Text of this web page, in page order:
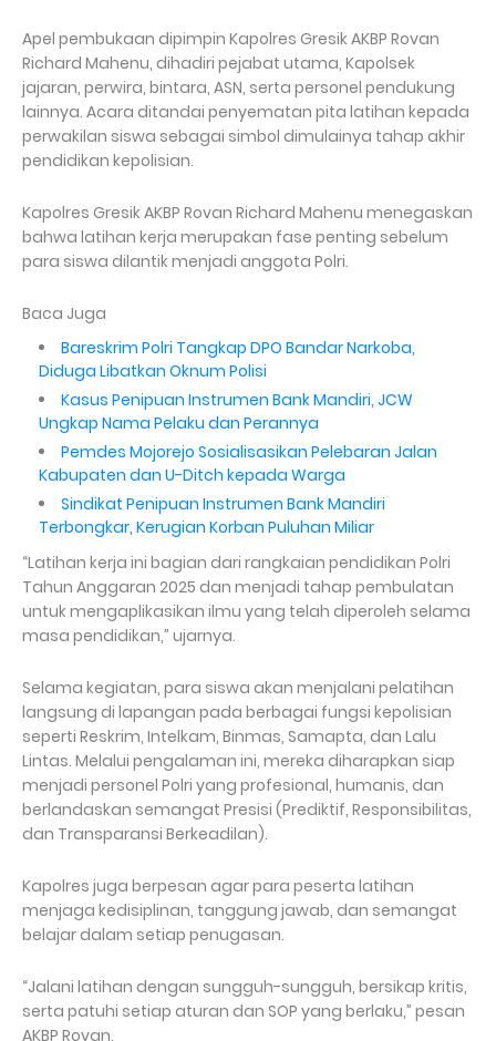
Apel pembukaan dipimpin Kapolres Gresik AKBP Rovan
Richard Mahenu, dihadiri pejabat utama, Kapolsek
jajaran, perwira, bintara, ASN, serta personel pendukung
lainnya. Acara ditandai penyematan pita latihan kepada
perwakilan siswa sebagai simbol dimulainya tahap akhir
pendidikan kepolisian.
Kapolres Gresik AKBP Rovan Richard Mahenu menegaskan
bahwa latihan kerja merupakan fase penting sebelum
para siswa dilantik menjadi anggota Polri.
Baca Juga
Bareskrim Polri Tangkap DPO Bandar Narkoba,
Diduga Libatkan Oknum Polisi
Kasus Penipuan Instrumen Bank Mandiri, JCW
Ungkap Nama Pelaku dan Perannya
Pemdes Mojorejo Sosialisasikan Pelebaran Jalan
Kabupaten dan U-Ditch kepada Warga
Sindikat Penipuan Instrumen Bank Mandiri
Terbongkar, Kerugian Korban Puluhan Miliar
“Latihan kerja ini bagian dari rangkaian pendidikan Polri
Tahun Anggaran 2025 dan menjadi tahap pembulatan
untuk mengaplikasikan ilmu yang telah diperoleh selama
masa pendidikan,” ujarnya.
Selama kegiatan, para siswa akan menjalani pelatihan
langsung di lapangan pada berbagai fungsi kepolisian
seperti Reskrim, Intelkam, Binmas, Samapta, dan Lalu
Lintas. Melalui pengalaman ini, mereka diharapkan siap
menjadi personel Polri yang profesional, humanis, dan
berlandaskan semangat Presisi (Prediktif, Responsibilitas,
dan Transparansi Berkeadilan).
Kapolres juga berpesan agar para peserta latihan
menjaga kedisiplinan, tanggung jawab, dan semangat
belajar dalam setiap penugasan.
“Jalani latihan dengan sungguh-sungguh, bersikap kritis,
serta patuhi setiap aturan dan SOP yang berlaku,” pesan
AKBP Rovan.